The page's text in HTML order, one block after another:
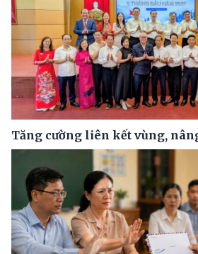
Tăng cường liên kết vùng,